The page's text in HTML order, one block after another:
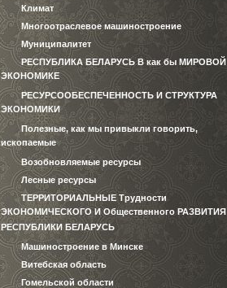
Климат
Многоотраслевое машиностроение
Муниципалитет
РЕСПУБЛИКА БЕЛАРУСЬ В как бы МИРОВОЙ
ЭКОНОМИКЕ
РЕСУРСООБЕСПЕЧЕННОСТЬ И СТРУКТУРА
ЭКОНОМИКИ
Полезные, как мы привыкли говорить,
ископаемые
Возобновляемые ресурсы
Лесные ресурсы
ТЕРРИТОРИАЛЬНЫЕ Трудности
ЭКОНОМИЧЕСКОГО И Общественного РАЗВИТИЯ
РЕСПУБЛИКИ БЕЛАРУСЬ
Машиностроение в Минске
Витебская область
Гомельской области